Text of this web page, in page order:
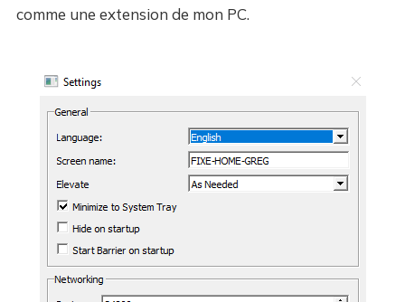
comme une extension de mon PC.